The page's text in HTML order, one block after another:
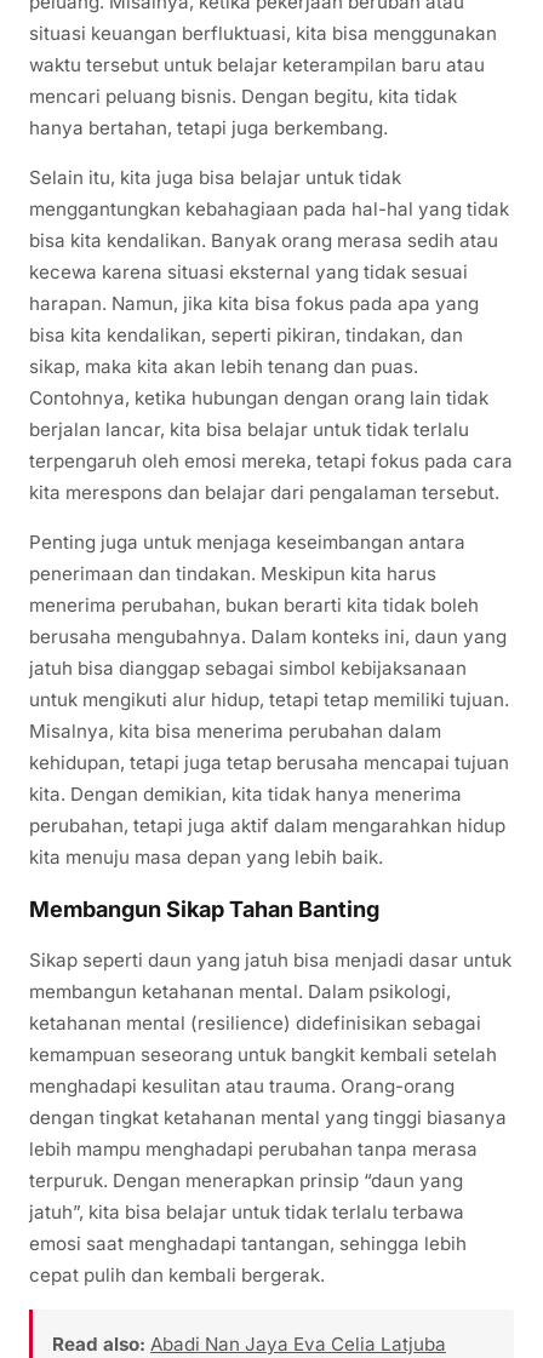
situasi keuangan berfluktuasi, kita bisa menggunakan
waktu tersebut untuk belajar keterampilan baru atau
mencari peluang bisnis. Dengan begitu, kita tidak
hanya bertahan, tetapi juga berkembang.
Selain itu, kita juga bisa belajar untuk tidak
menggantungkan kebahagiaan pada hal-hal yang tidak
bisa kita kendalikan. Banyak orang merasa sedih atau
kecewa karena situasi eksternal yang tidak sesuai
harapan. Namun, jika kita bisa fokus pada apa yang
bisa kita kendalikan, seperti pikiran, tindakan, dan
sikap, maka kita akan lebih tenang dan puas.
Contohnya, ketika hubungan dengan orang lain tidak
berjalan lancar, kita bisa belajar untuk tidak terlalu
terpengaruh oleh emosi mereka, tetapi fokus pada cara
kita merespons dan belajar dari pengalaman tersebut.
Penting juga untuk menjaga keseimbangan antara
penerimaan dan tindakan. Meskipun kita harus
menerima perubahan, bukan berarti kita tidak boleh
berusaha mengubahnya. Dalam konteks ini, daun yang
jatuh bisa dianggap sebagai simbol kebijaksanaan
untuk mengikuti alur hidup, tetapi tetap memiliki tujuan.
Misalnya, kita bisa menerima perubahan dalam
kehidupan, tetapi juga tetap berusaha mencapai tujuan
kita. Dengan demikian, kita tidak hanya menerima
perubahan, tetapi juga aktif dalam mengarahkan hidup
kita menuju masa depan yang lebih baik.
Membangun Sikap Tahan Banting
Sikap seperti daun yang jatuh bisa menjadi dasar untuk
membangun ketahanan mental. Dalam psikologi,
ketahanan mental (resilience) didefinisikan sebagai
kemampuan seseorang untuk bangkit kembali setelah
menghadapi kesulitan atau trauma. Orang-orang
dengan tingkat ketahanan mental yang tinggi biasanya
lebih mampu menghadapi perubahan tanpa merasa
terpuruk. Dengan menerapkan prinsip “daun yang
jatuh”, kita bisa belajar untuk tidak terlalu terbawa
emosi saat menghadapi tantangan, sehingga lebih
cepat pulih dan kembali bergerak.
Read also: Abadi Nan Jaya Eva Celia Latjuba